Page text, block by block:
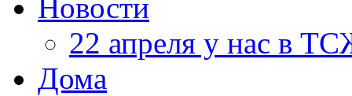
Новости
22 апреля у нас в
Дома